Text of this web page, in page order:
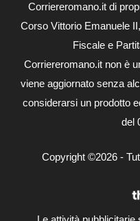
Corriereromano.it di
Corso Vittorio Emanuele
Fiscale e
Corriereromano.it non è
viene aggiornato senza
considerarsi un prodotto
del
Copyright ©2026 -